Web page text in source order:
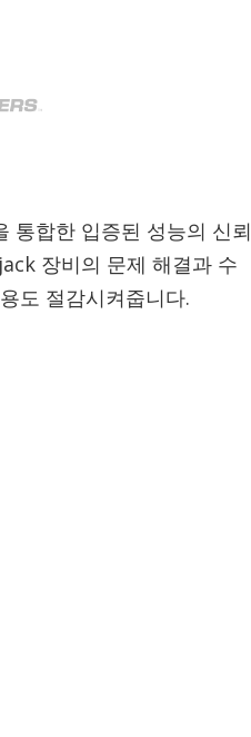
통합한 입증된 성능의 신뢰
장비의 문제 해결과 수
도 절감시켜줍니다.